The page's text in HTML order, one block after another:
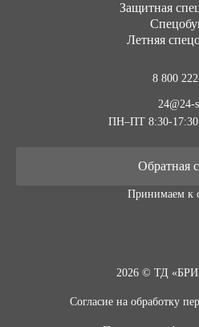
Защитная
Летняя
8 800
24@24-
ПН–ПТ 8:30-17:30
Обратная
Принимаем к
2026 © ТД
Согласие на обработку